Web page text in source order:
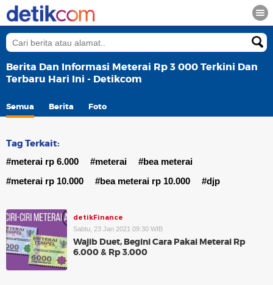
Berita Dan Informasi Meterai Rp 3 000 Terkini Dan
Terbaru Hari Ini - Detikcom
Semua Berita Foto
Tag Terkait:
#meterai rp 6.000 #meterai
#bea meterai
#meterai rp 10.000
#bea meterai rp 10.000 #djp
detikFinance
Sabtu, 23 Jan 2021 09:30 WIB
Wajib Duet, Begini Cara Pakai Meterai Rp
6.000 & Rp 3.000